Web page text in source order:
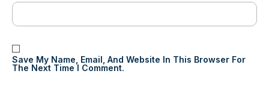
Save My Name, Email, And Website In This Browser For
The Next Time I Comment.